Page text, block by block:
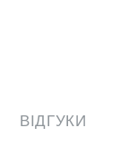
ВІДГУКИ